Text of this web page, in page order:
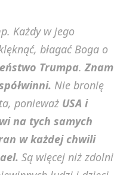
Każdy w jego
błagać Boga o
Trumpa.Znam
Nie bronię
ponieważ USA i
na tych samych
w każdej chwili
Są więcej niż zdolni